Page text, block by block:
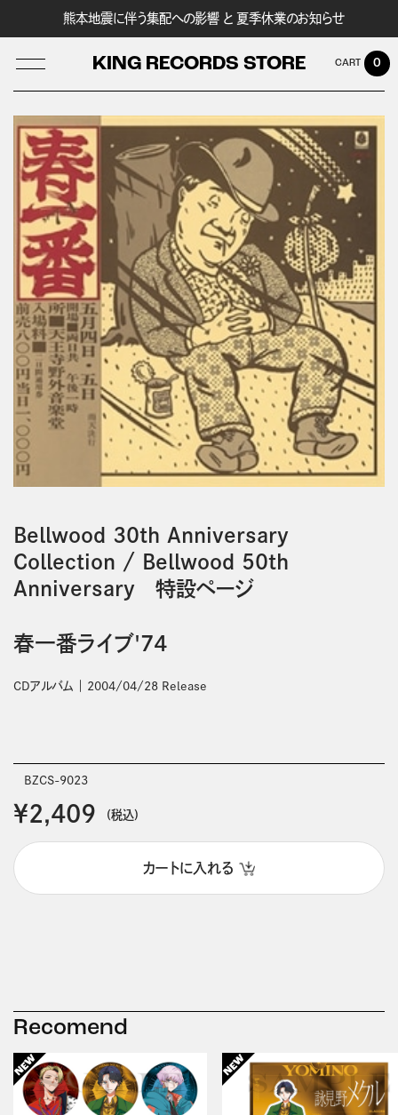
熊本地震に伴う集配への影響 と 夏季休業のお知らせ
KING RECORDS STORE
LOG IN
0
Bellwood 30th Anniversary
Collection /
Bellwood 50th
Anniversary 特設ページ
春一番ライブ'74
CDアルバム 2004/04/28 Release
BZCS-9023
￥2,409 (税込)
カートに入れる
Recomend